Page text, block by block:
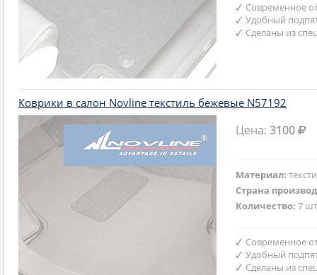
Современное
Удобный
Сделаны из
Коврики в салон Novline текстиль бежевые N57192
Цена:3100
Материал:
Страна
Количество:7
Современное
Удобный
Сделаны из